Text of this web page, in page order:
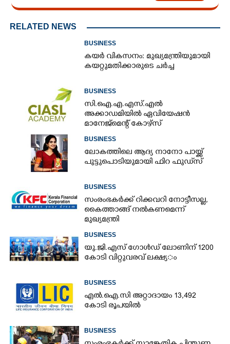
RELATED NEWS
BUSINESS
കയർ വികസനം: മുഖ്യമന്ത്രിയുമായി
കയറ്റുമതിക്കാരുടെ ചർച്ച
BUSINESS
സി.ഐ.എ.എസ്.എൽ
അക്കാഡമിയിൽ ഏവിയേഷൻ
മാനേജ്മെന്റ് കോഴ്സ്
BUSINESS
ലോകത്തിലെ ആദ്യ നാനോ പായ്ക്ക്
പുട്ടുപൊടിയുമായി ഫിറ ഫുഡ്‌സ്
BUSINESS
സംരംഭകർക്ക് റിക്കവറി നോട്ടീസല്ല,
കൈത്താങ്ങ് നൽകണമെന്ന്
മുഖ്യമന്ത്രി
BUSINESS
യു.​ജി.​എ​സ് ​ഗോ​ൾ​ഡ് ​ലോണിന് 1200​ ​
കോ​ടി​ ​വി​റ്റു​വ​ര​വ് ​ല​ക്ഷ്യ​ം
BUSINESS
എൽ.ഐ.സി അറ്റാദായം 13,492
കോടി രൂപയിൽ
BUSINESS